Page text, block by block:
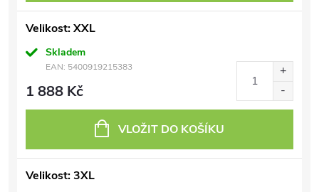
Velikost: XXL
Skladem
EAN: 5400919215383
1 888 Kč
VLOŽIT DO KOŠÍKU
Velikost: 3XL